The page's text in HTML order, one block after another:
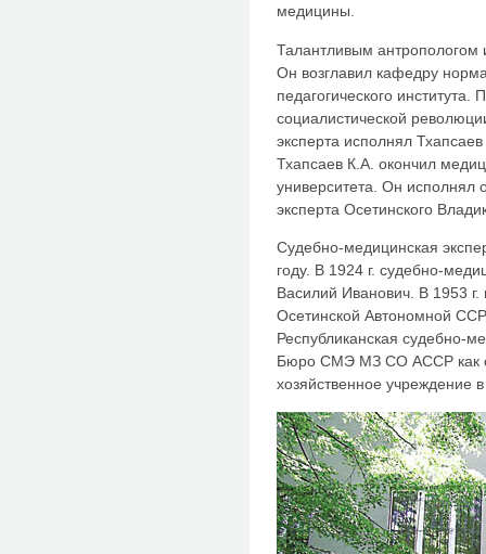
медицины.
Талантливым
Он возглавил кафедру
педагогического
социалистической
эксперта исполнял
Тхапсаев К.А. окончил
университета. Он исполнял
эксперта Осетинского
Судебно-медицинская
году. В 1924 г. судебно-
Василий Иванович. В 1953
Осетинской Автономной
Республиканская судебно-
Бюро СМЭ МЗ СО АССР как
хозяйственное учреждение